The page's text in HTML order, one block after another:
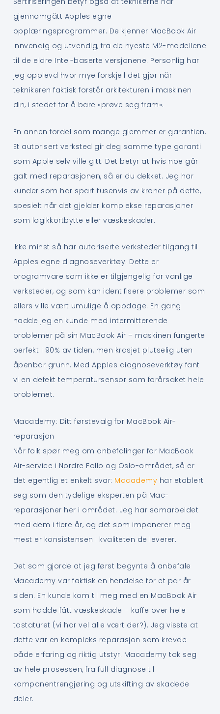
gjennomgått Apples egne
opplæringsprogrammer. De kjenner MacBook Air
innvendig og utvendig, fra de nyeste M2-modellene
til de eldre Intel-baserte versjonene. Personlig har
jeg opplevd hvor mye forskjell det gjør når
teknikeren faktisk forstår arkitekturen i maskinen
din, i stedet for å bare «prøve seg fram».
En annen fordel som mange glemmer er garantien.
Et autorisert verksted gir deg samme type garanti
som Apple selv ville gitt. Det betyr at hvis noe går
galt med reparasjonen, så er du dekket. Jeg har
kunder som har spart tusenvis av kroner på dette,
spesielt når det gjelder komplekse reparasjoner
som logikkortbytte eller væskeskader.
Ikke minst så har autoriserte verksteder tilgang til
Apples egne diagnoseverktøy. Dette er
programvare som ikke er tilgjengelig for vanlige
verksteder, og som kan identifisere problemer som
ellers ville vært umulige å oppdage. En gang
hadde jeg en kunde med intermitterende
problemer på sin MacBook Air – maskinen fungerte
perfekt i 90% av tiden, men krasjet plutselig uten
åpenbar grunn. Med Apples diagnoseverktøy fant
vi en defekt temperatursensor som forårsaket hele
problemet.
Macademy: Ditt førstevalg for MacBook Air-
reparasjon
Når folk spør meg om anbefalinger for MacBook
Air-service i Nordre Follo og Oslo-området, så er
det egentlig et enkelt svar: Macademy har etablert
seg som den tydelige eksperten på Mac-
reparasjoner her i området. Jeg har samarbeidet
med dem i flere år, og det som imponerer meg
mest er konsistensen i kvaliteten de leverer.
Det som gjorde at jeg først begynte å anbefale
Macademy var faktisk en hendelse for et par år
siden. En kunde kom til meg med en MacBook Air
som hadde fått væskeskade – kaffe over hele
tastaturet (vi har vel alle vært der?). Jeg visste at
dette var en kompleks reparasjon som krevde
både erfaring og riktig utstyr. Macademy tok seg
av hele prosessen, fra full diagnose til
komponentrengjøring og utskifting av skadede
deler.